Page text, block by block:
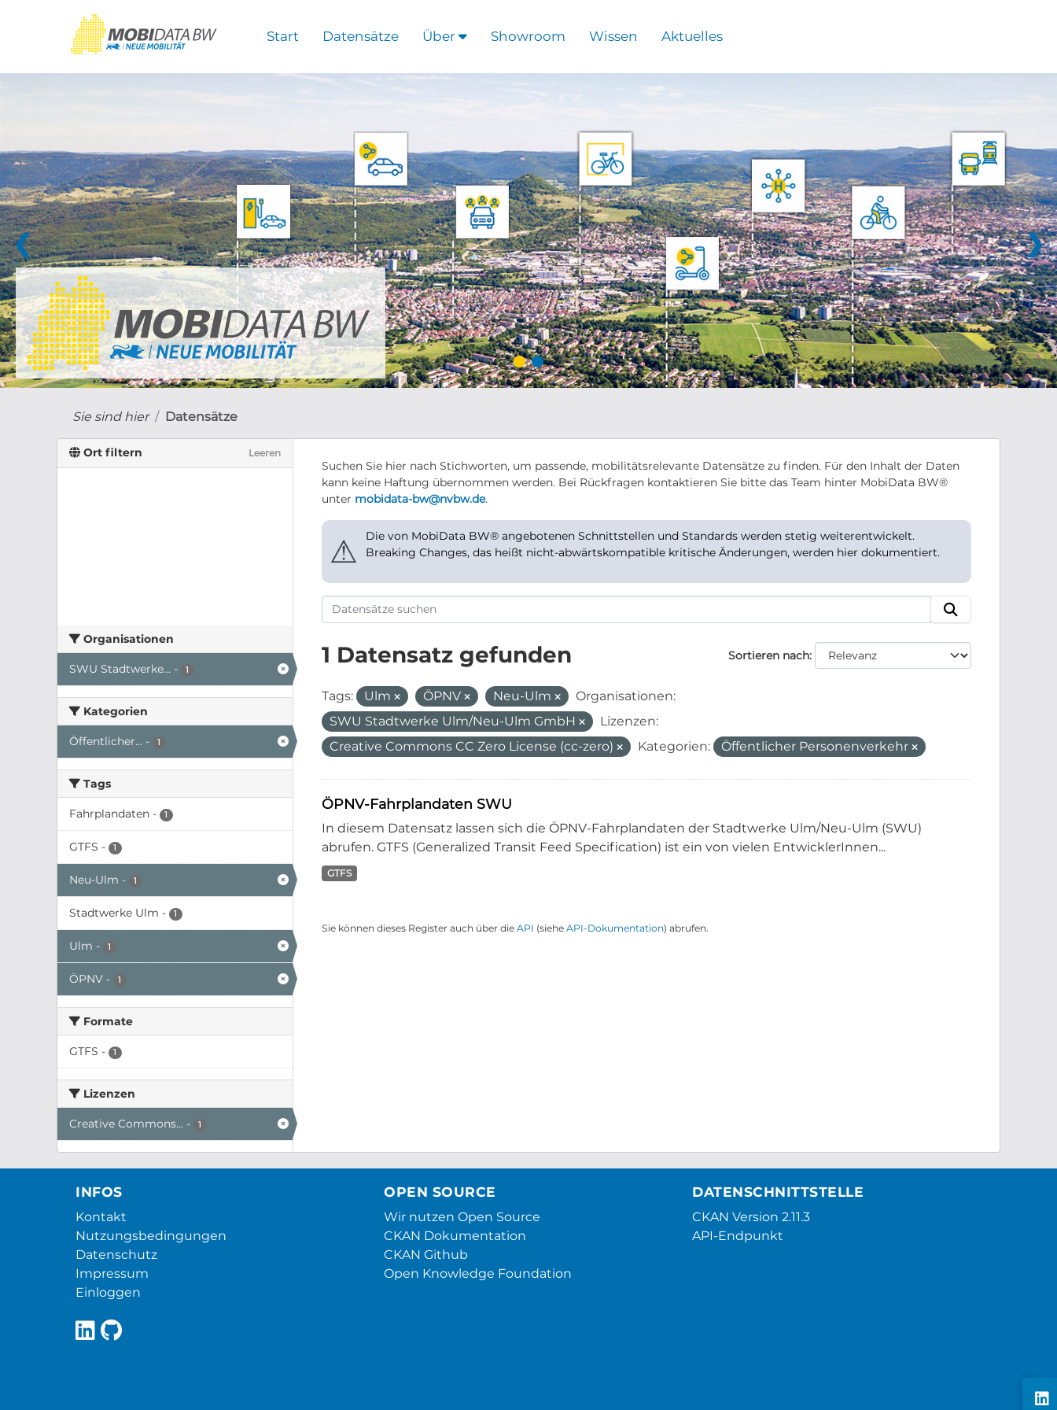
Start Datensätze Über Showroom Wissen Aktuelles
❮ ❯
Sie sind hier Datensätze
Ort filtern Leeren
Organisationen
SWU Stadtwerke... - 1
Kategorien
Öffentlicher... - 1
Tags
Fahrplandaten - 1
GTFS - 1
Neu-Ulm - 1
Stadtwerke Ulm - 1
Ulm - 1
ÖPNV - 1
Formate
GTFS - 1
Lizenzen
Creative Commons... - 1
Suchen Sie hier nach Stichworten, um passende, mobilitätsrelevante Datensätze zu finden. Für den Inhalt der Daten
kann keine Haftung übernommen werden. Bei Rückfragen kontaktieren Sie bitte das Team hinter MobiData BW®
unter mobidata-bw@nvbw.de.
⚠
Die von MobiData BW® angebotenen Schnittstellen und Standards werden stetig weiterentwickelt.
Breaking Changes, das heißt nicht-abwärtskompatible kritische Änderungen, werden hier dokumentiert.
Sortieren nach
1 Datensatz gefunden
Tags: Ulm ÖPNV Neu-Ulm
Organisationen:
SWU Stadtwerke Ulm/Neu-Ulm GmbH
Lizenzen:
Creative Commons CC Zero License (cc-zero)
Kategorien: Öffentlicher Personenverkehr
ÖPNV-Fahrplandaten SWU
In diesem Datensatz lassen sich die ÖPNV-Fahrplandaten der Stadtwerke Ulm/Neu-Ulm (SWU)
abrufen. GTFS (Generalized Transit Feed Specification) ist ein von vielen EntwicklerInnen...
GTFS
Sie können dieses Register auch über die API (siehe API-Dokumentation) abrufen.
INFOS
Kontakt
Nutzungsbedingungen
Datenschutz
Impressum
Einloggen
OPEN SOURCE
Wir nutzen Open Source
CKAN Dokumentation
CKAN Github
Open Knowledge Foundation
DATENSCHNITTSTELLE
CKAN Version 2.11.3
API-Endpunkt